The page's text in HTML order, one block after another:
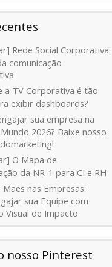
Rede Social Corporativa:
comunicação
a TV Corporativa é tão
exibir dashboards?
sua empresa na
2026? Baixe nosso
O Mapa de
da NR-1 para CI e RH
Mães nas Empresas:
sua Equipe com
Visual de Impacto
nosso Pinterest